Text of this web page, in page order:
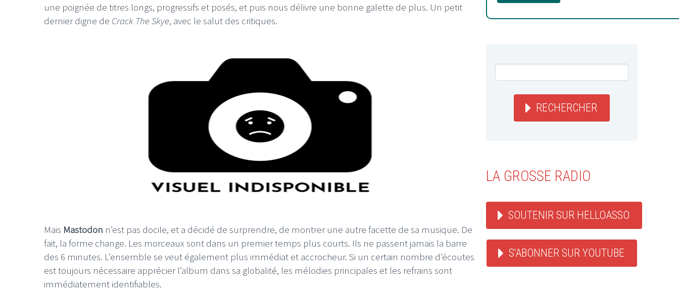
une poignée de titres longs, progressifs et posés, et puis nous délivre une bonne galette de plus. Un petit
dernier digne de Crack The Skye, avec le salut des critiques.
Mais Mastodon n’est pas docile, et a décidé de surprendre, de montrer une autre facette de sa musique. De
fait, la forme change. Les morceaux sont dans un premier temps plus courts. Ils ne passent jamais la barre
des 6 minutes. L’ensemble se veut également plus immédiat et accrocheur. Si un certain nombre d’écoutes
est toujours nécessaire apprécier l’album dans sa globalité, les mélodies principales et les refrains sont
immédiatement identifiables.
RECHERCHER
LA GROSSE RADIO
SOUTENIR SUR HELLOASSO
S'ABONNER SUR YOUTUBE